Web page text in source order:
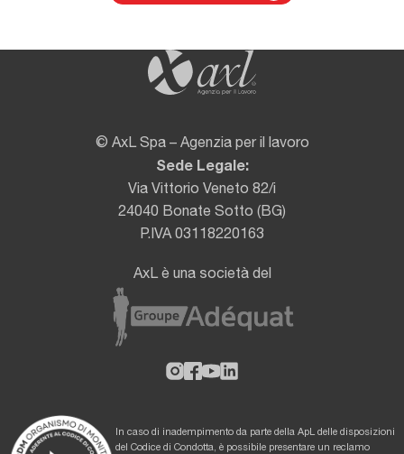
© AxL Spa – Agenzia per il lavoro
Sede Legale:
Via Vittorio Veneto 82/i
24040 Bonate Sotto (BG)
P.IVA 03118220163
AxL è una società del
In caso di inadempimento da parte della ApL delle disposizioni
del Codice di Condotta, è possibile presentare un reclamo